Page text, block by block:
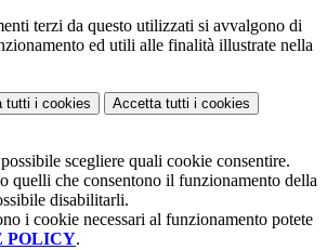
terzi da questo utilizzati si avvalgono di
ed utili alle finalità illustrate nella
tutti i cookies Accetta tutti i cookies
scegliere quali cookie consentire.
quelli che consentono il funzionamento della
disabilitarli.
i cookie necessari al funzionamento potete
POLICY.